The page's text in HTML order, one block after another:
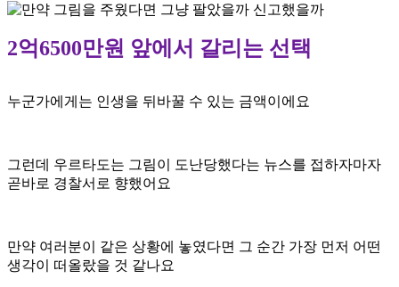
2억6500만원 앞에서 갈리는 선택
누군가에게는 인생을 뒤바꿀 수 있는 금액이에요
그런데 우르타도는 그림이 도난당했다는 뉴스를 접하자마자
곧바로 경찰서로 향했어요
만약 여러분이 같은 상황에 놓였다면 그 순간 가장 먼저 어떤
생각이 떠올랐을 것 같나요